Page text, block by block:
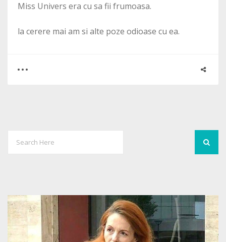
Miss Univers era cu sa fii frumoasa.
la cerere mai am si alte poze odioase cu ea.